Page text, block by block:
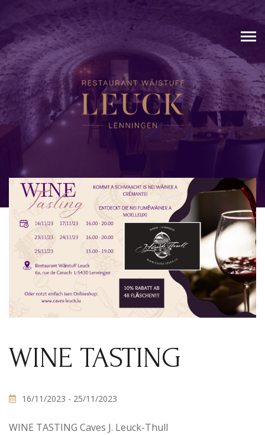
WINE TASTING
16/11/2023 - 25/11/2023
WINE TASTING Caves J. Leuck-Thull